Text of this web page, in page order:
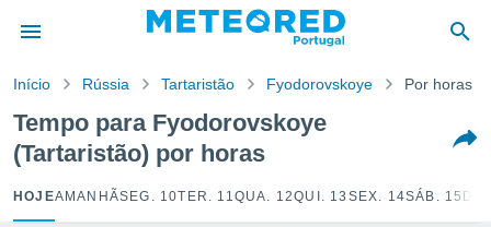
da
foi
para
fornecidas
Início Rússia Tartaristão Fyodorovskoye Por horas
Tempo para Fyodorovskoye
(Tartaristão) por horas
HOJEAMANHÃSEG. 10TER. 11QUA. 12QUI. 13 SEX. 14SÁB. 15